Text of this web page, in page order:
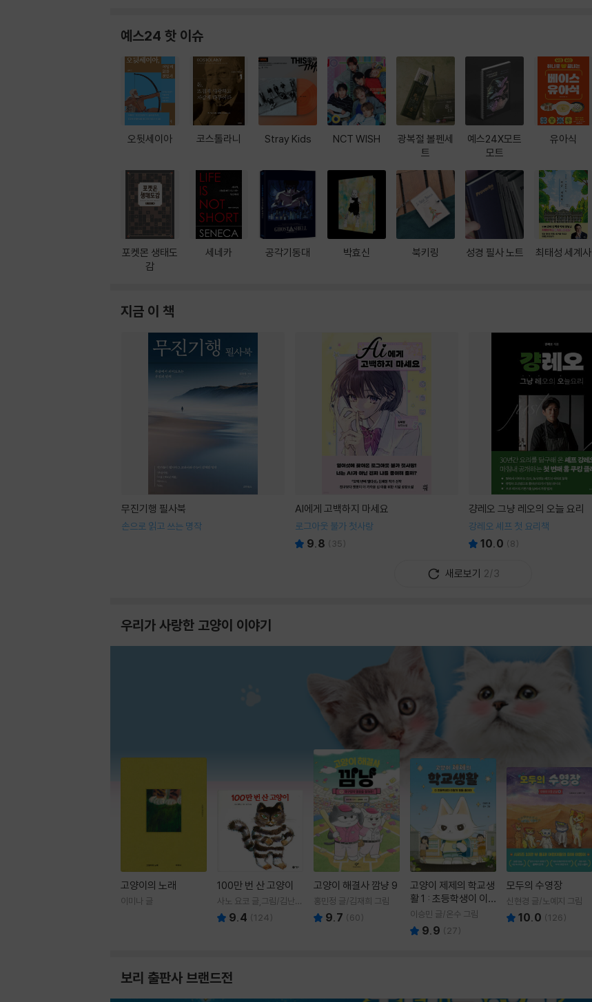
예스24 핫 이슈
오뒷세이아
포켓몬 생태도
감
코스톨라니
세네카
Stray Kids
공각기동대
NCT WISH
박효신
광복절 볼펜세
트
북키링
예스24X모트
모트
성경 필사 노트
유아식
최태성 세계사
지금 이 책
무진기행 필사북
손으로 읽고 쓰는 명작
AI에게 고백하지 마세요
로그아웃 불가 첫사랑
9.8 ( 35)
걍레오 그냥 레오의 오늘 요리
강레오 셰프 첫 요리책
10.0 (8)
새로보기 2/3
우리가 사랑한 고양이 이야기
고양이의 노래
이미나 글
100만 번 산 고양이
사노 요코 글,그림/김난주
역 9.4 (124)
고양이 해결사 깜냥 9
홍민정 글/김재희 그림
9.7 (60)
고양이 제제의 학교생
활 1 : 초등학생이 이
렇게 힘들 줄이야
이승민 글/온수 그림
9.9 ( 27)
모두의 수영장
신현경 글/노예지 그림
10.0 (126)
보리 출판사 브랜드전